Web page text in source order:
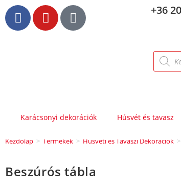
+36
Karácsonyi dekorációk Húsvét és tavasz
Kezdőlap > Termékek > Húsvéti és Tavaszi Dekorációk >
Beszúrós tábla